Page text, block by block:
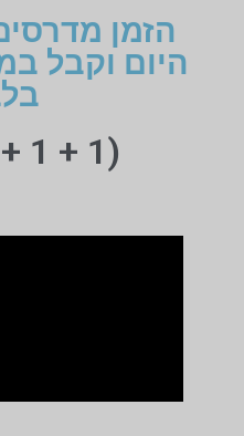
הזמן
היום וקבל
(1 + 1 + 1 חינם)